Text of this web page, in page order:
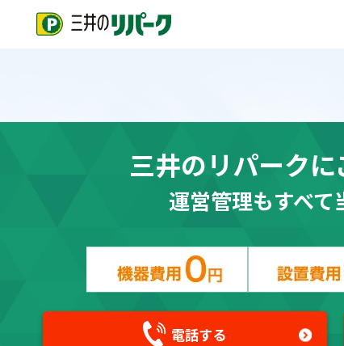
三井のリパークに
運営管理もすべて
電話する